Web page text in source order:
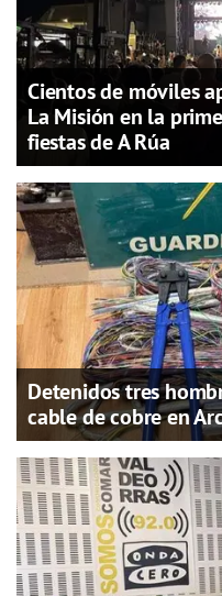
Cientos de móviles
La Misión en la
fiestas de A Rúa
Detenidos tres
cable de cobre en